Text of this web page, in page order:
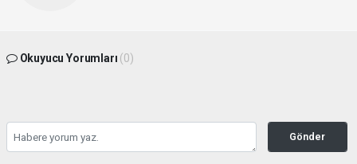
Okuyucu Yorumları (0)
Gönder